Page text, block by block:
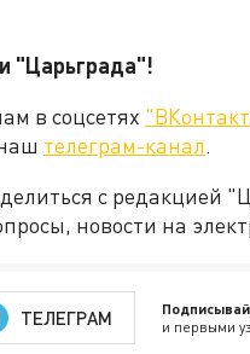
"Царьграда"!
в соцсетях
телеграм-канал.
с
новости на
ТЕЛЕГРАМ и первыми